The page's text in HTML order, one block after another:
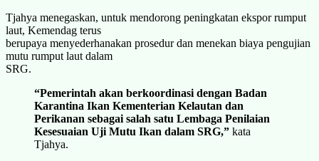
Tjahya menegaskan, untuk mendorong peningkatan ekspor rumput
laut, Kemendag terus
berupaya menyederhanakan prosedur dan menekan biaya pengujian
mutu rumput laut dalam
SRG.
“Pemerintah akan berkoordinasi dengan Badan
Karantina Ikan Kementerian Kelautan dan
Perikanan sebagai salah satu Lembaga Penilaian
Kesesuaian Uji Mutu Ikan dalam SRG,” kata
Tjahya.